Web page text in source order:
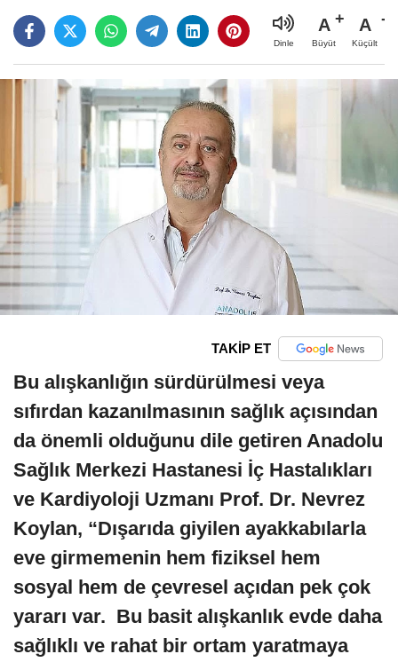
Dinle
A
Büyüt
A
Küçült
TAKİP ET
Bu alışkanlığın sürdürülmesi veya
sıfırdan kazanılmasının sağlık açısından
da önemli olduğunu dile getiren Anadolu
Sağlık Merkezi Hastanesi İç Hastalıkları
ve Kardiyoloji Uzmanı Prof. Dr. Nevrez
Koylan, “Dışarıda giyilen ayakkabılarla
eve girmemenin hem fiziksel hem
sosyal hem de çevresel açıdan pek çok
yararı var. Bu basit alışkanlık evde daha
sağlıklı ve rahat bir ortam yaratmaya